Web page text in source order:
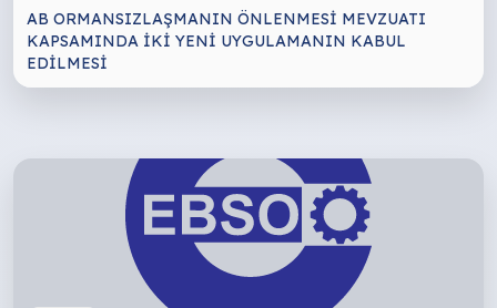
AB ORMANSIZLAŞMANIN ÖNLENMESİ MEVZUATI
KAPSAMINDA İKİ YENİ UYGULAMANIN KABUL
EDİLMESİ